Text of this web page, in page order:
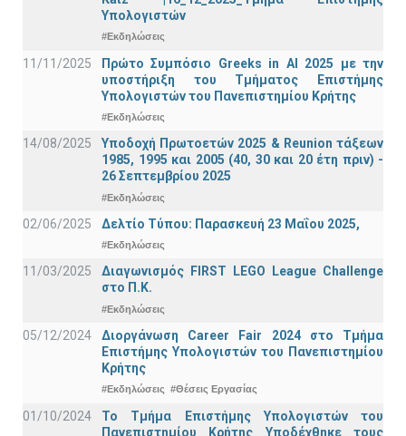
Υπολογιστών
#Εκδηλώσεις
11/11/2025
Πρώτο Συμπόσιο Greeks in AI 2025 με την
υποστήριξη του Τμήματος Επιστήμης
Υπολογιστών του Πανεπιστημίου Κρήτης
#Εκδηλώσεις
14/08/2025
Υποδοχή Πρωτοετών 2025 & Reunion τάξεων
1985, 1995 και 2005 (40, 30 και 20 έτη πριν) -
26 Σεπτεμβρίου 2025
#Εκδηλώσεις
02/06/2025 Δελτίο Τύπου: Παρασκευή 23 Μαΐου 2025,
#Εκδηλώσεις
11/03/2025
Διαγωνισμός FIRST LEGO League Challenge
στο Π.Κ.
#Εκδηλώσεις
05/12/2024
Διοργάνωση Career Fair 2024 στο Τμήμα
Επιστήμης Υπολογιστών του Πανεπιστημίου
Κρήτης
#Εκδηλώσεις #Θέσεις Εργασίας
01/10/2024
Το Τμήμα Επιστήμης Υπολογιστών του
Πανεπιστημίου Κρήτης Υποδέχθηκε τους